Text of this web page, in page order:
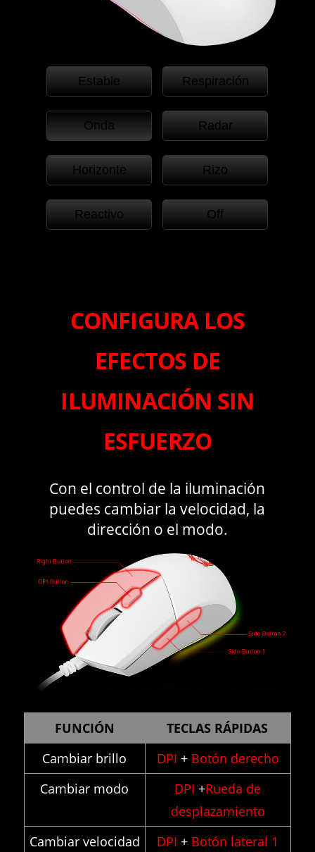
Estable Respiración
Onda Radar
Horizonte Rizo
Reactivo Off
CONFIGURA LOS
EFECTOS DE
ILUMINACIÓN SIN
ESFUERZO
Con el control de la iluminación
puedes cambiar la velocidad, la
dirección o el modo.
FUNCIÓN
TECLAS RÁPIDAS
Cambiar brillo
DPI +Botón derecho
Cambiar modo
DPI +Rueda de
desplazamiento
Cambiar velocidad
DPI + Botón lateral 1